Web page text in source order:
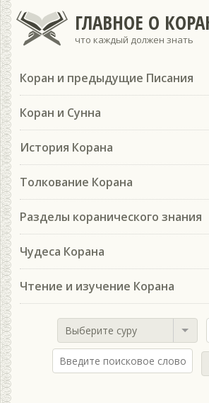
ГЛАВНОЕ О
что каждый должен знать
Коран и предыдущие Писания
Коран и Сунна
История Корана
Толкование Корана
Разделы коранического знания
Чудеса Корана
Чтение и изучение Корана
Выберите суру